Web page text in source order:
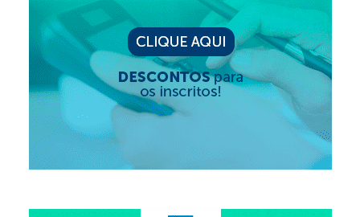
Editais e licitação
Eleições
Fiscalização
Responsabilidade Técnica
Legislações
Decisões